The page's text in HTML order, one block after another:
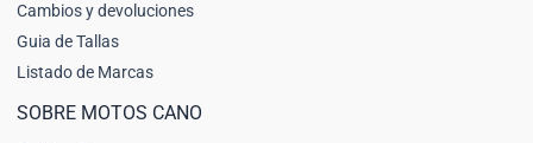
Cambios y devoluciones
Guia de Tallas
Listado de Marcas
SOBRE MOTOS CANO